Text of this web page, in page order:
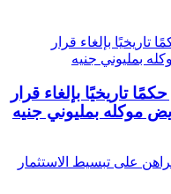
تاريخيًا بإلغاء قرار
موكله بمليوني جنيه